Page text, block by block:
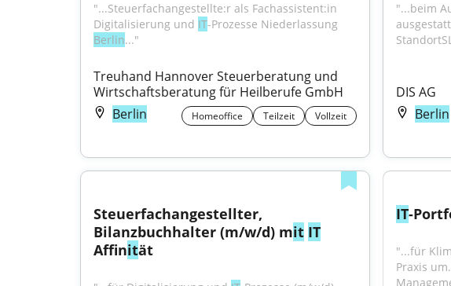
"...Steuerfachangestellte:r als Fachassistent:in
Digitalisierung und IT
Berlin..."
Treuhand Hannover Steuerberatung und
Wirtschaftsberatung für Heilberufe GmbH
Berlin
Homeoffice Teilzeit Vollzeit
"...beim
DIS AG
Berlin
Steuerfachangestellter,
Bilanzbuchhalter (m/w/d) mit IT
Affinität
IT-
"...für
Praxis